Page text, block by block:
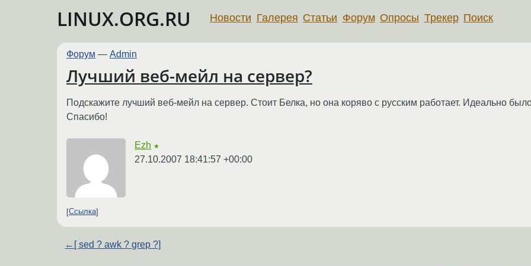
LINUX.ORG.RU Новости Галерея Статьи Форум Опросы Трекер Поиск
Форум — Admin
Лучший веб-мейл на сервер?
Подскажите лучший веб-мейл на сервер. Стоит Белка, но она коряво с русским работает. Идеально
Спасибо!
Ezh ★
27.10.2007 18:41:57 +00:00
Ссылка
← [ sed ? awk ? grep ?]